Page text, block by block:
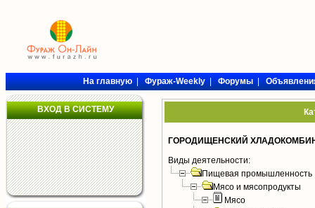
На главную|Фураж-Weekly|Форумы|
ВХОД В СИСТЕМУ
ГОРОДИЩЕНСКИЙ
Виды деятельности:
Пищевая промышленность
Мясо и мясопродукты
Мясо